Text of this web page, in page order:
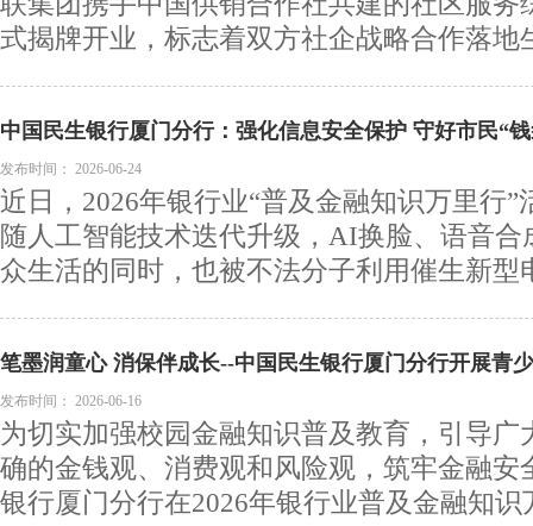
式揭牌开业，标志着双方社企战略合作落地
中国民生银行厦门分行：强化信息安全保护 守好市民“
发布时间： 2026-06-24
近日，2026年银行业“普及金融知识万里行”
随人工智能技术迭代升级，AI换脸、语音
众生活的同时，也被不法分子利用催生新型
笔墨润童心 消保伴成长--中国民生银行厦门分行开展青
作品征集活动
发布时间： 2026-06-16
为切实加强校园金融知识普及教育，引导广
确的金钱观、消费观和风险观，筑牢金融安
银行厦门分行在2026年银行业普及金融知识